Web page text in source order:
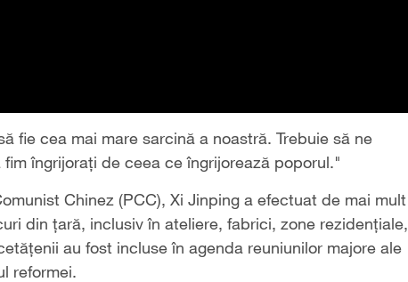
fie cea mai mare sarcină a noastră. Trebuie să ne
îngrijorați de ceea ce îngrijorează poporul."
Chinez (PCC), Xi Jinping a efectuat de mai mult
din țară, inclusiv în ateliere, fabrici, zone rezidențiale,
au fost incluse în agenda reuniunilor majore ale
reformei.